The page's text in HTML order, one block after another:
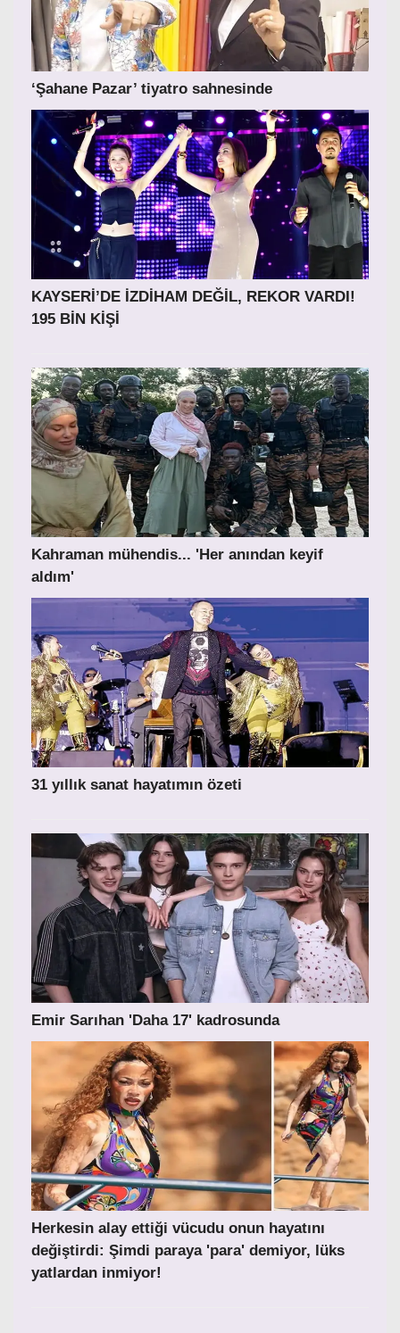
‘Şahane Pazar’ tiyatro sahnesinde
KAYSERİ’DE İZDİHAM DEĞİL, REKOR VARDI!
195 BİN KİŞİ
Kahraman mühendis... 'Her anından keyif
aldım'
31 yıllık sanat hayatımın özeti
Emir Sarıhan 'Daha 17' kadrosunda
Herkesin alay ettiği vücudu onun hayatını
değiştirdi: Şimdi paraya 'para' demiyor, lüks
yatlardan inmiyor!